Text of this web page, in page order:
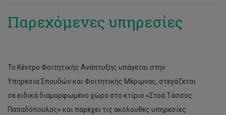
Διαβούλευση και παραπομπή
Φοιτητές με άγχος και αγωνία
Φοιτητές με ειδικές ανάγκες
Φοιτητές με κατάθλιψη
Παρεχόμενες υπηρεσίες
Το Κέντρο Φοιτητικής Ανάπτυξης υπάγεται στην
Υπηρεσία Σπουδών και Φοιτητικής Μέριμνας, στεγάζεται
σε ειδικά διαμορφωμένο χώρο στο κτίριο «Στοά Τάσσος
Παπαδόπουλος» και παρέχει τις ακόλουθες υπηρεσίες: